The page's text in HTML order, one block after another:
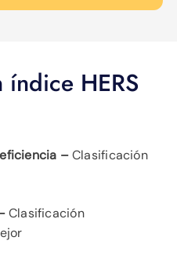
HERS
–Clasificación
Clasificación